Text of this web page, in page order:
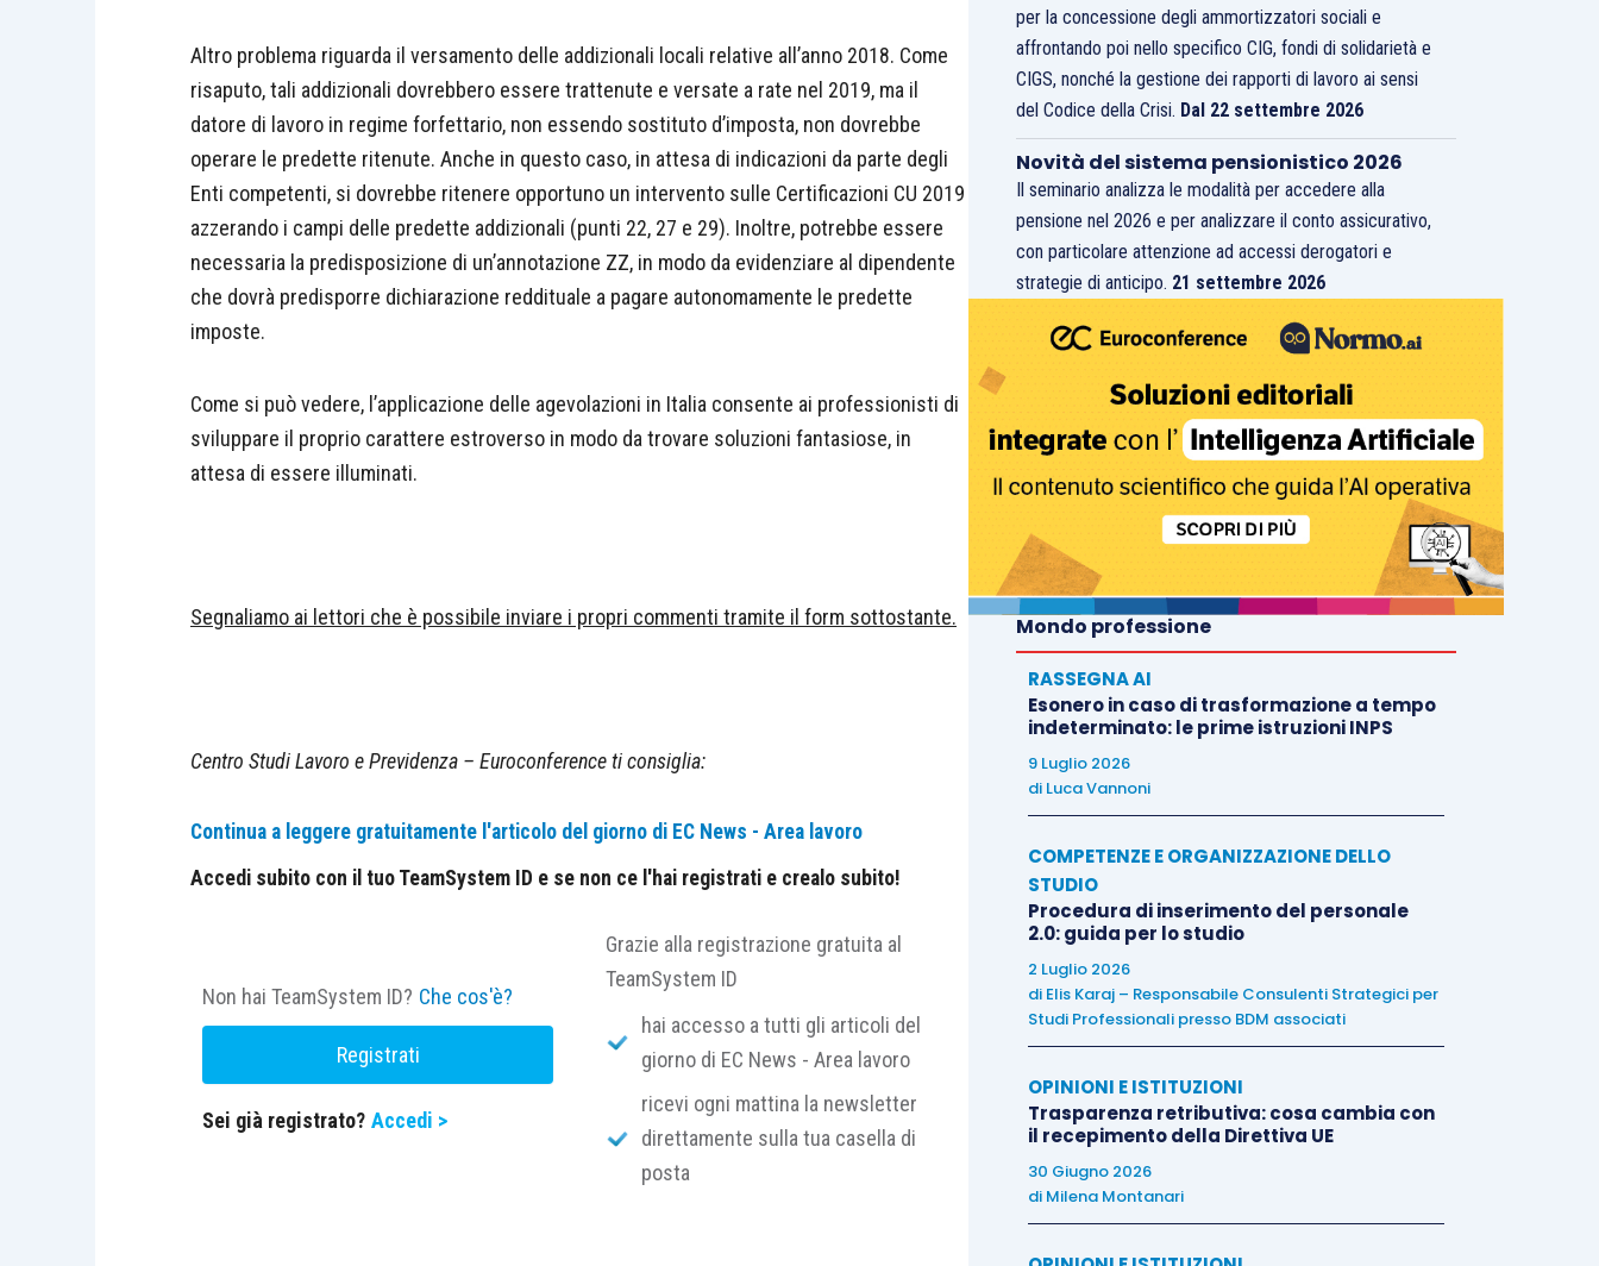
Altro problema riguarda il versamento delle addizionali locali relative all’anno 2018. Come
risaputo, tali addizionali dovrebbero essere trattenute e versate a rate nel 2019, ma il
datore di lavoro in regime forfettario, non essendo sostituto d’imposta, non dovrebbe
operare le predette ritenute. Anche in questo caso, in attesa di indicazioni da parte degli
Enti competenti, si dovrebbe ritenere opportuno un intervento sulle Certificazioni CU 2019
azzerando i campi delle predette addizionali (punti 22, 27 e 29). Inoltre, potrebbe essere
necessaria la predisposizione di un’annotazione ZZ, in modo da evidenziare al dipendente
che dovrà predisporre dichiarazione reddituale a pagare autonomamente le predette
imposte.
Come si può vedere, l’applicazione delle agevolazioni in Italia consente ai professionisti di
sviluppare il proprio carattere estroverso in modo da trovare soluzioni fantasiose, in
attesa di essere illuminati.
Segnaliamo ai lettori che è possibile inviare i propri commenti tramite il form sottostante.
Centro Studi Lavoro e Previdenza – Euroconference ti consiglia:
Continua a leggere gratuitamente l'articolo del giorno di EC News - Area lavoro
Accedi subito con il tuo TeamSystem ID e se non ce l'hai registrati e crealo subito!
Non hai TeamSystem ID? Che cos'è?
Registrati
Sei già registrato? Accedi >
Grazie alla registrazione gratuita al
TeamSystem ID
hai accesso a tutti gli articoli del
giorno di EC News - Area lavoro
ricevi ogni mattina la newsletter
direttamente sulla tua casella di
posta
per la concessione degli ammortizzatori sociali e
affrontando poi nello specifico CIG, fondi di solidarietà e
CIGS, nonché la gestione dei rapporti di lavoro ai sensi
del Codice della Crisi. Dal 22 settembre 2026
Novità del sistema pensionistico 2026
Il seminario analizza le modalità per accedere alla
pensione nel 2026 e per analizzare il conto assicurativo,
con particolare attenzione ad accessi derogatori e
strategie di anticipo. 21 settembre 2026
Mondo professione
RASSEGNA AI
Esonero in caso di trasformazione a tempo
indeterminato: le prime istruzioni INPS
9 Luglio 2026
di Luca Vannoni
COMPETENZE E ORGANIZZAZIONE DELLO
STUDIO
Procedura di inserimento del personale
2.0: guida per lo studio
2 Luglio 2026
di Elis Karaj – Responsabile Consulenti Strategici per
Studi Professionali presso BDM associati
OPINIONI E ISTITUZIONI
Trasparenza retributiva: cosa cambia con
il recepimento della Direttiva UE
30 Giugno 2026
di Milena Montanari